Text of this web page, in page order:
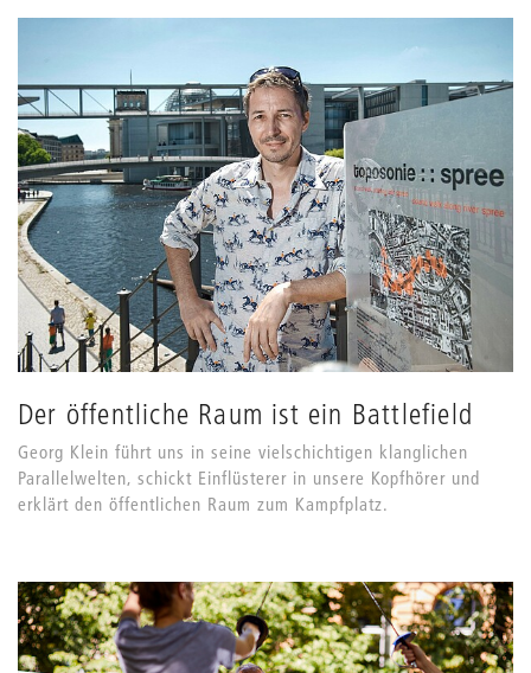
Der öffentliche Raum ist ein Battlefield
Georg Klein führt uns in seine vielschichtigen klanglichen
Parallelwelten, schickt Einflüsterer in unsere Kopfhörer und
erklärt den öffentlichen Raum zum Kampfplatz.